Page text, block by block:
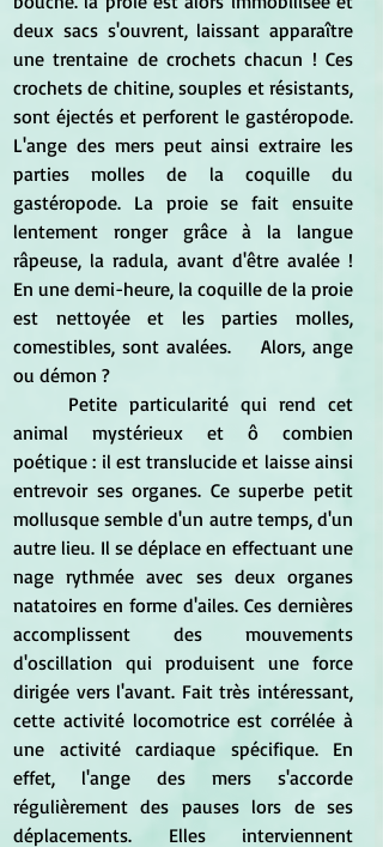
deux sacs s'ouvrent, laissant apparaître
une trentaine de crochets chacun ! Ces
crochets de chitine, souples et résistants,
sont éjectés et perforent le gastéropode.
L'ange des mers peut ainsi extraire les
parties molles de la coquille du
gastéropode. La proie se fait ensuite
lentement ronger grâce à la langue
râpeuse, la radula, avant d'être avalée !
En une demi-heure, la coquille de la proie
est nettoyée et les parties molles,
comestibles, sont avalées. 	Alors, ange
ou démon ?
animal mystérieux et ô combien
poétique : il est translucide et laisse ainsi
entrevoir ses organes. Ce superbe petit
mollusque semble d'un autre temps, d'un
autre lieu. Il se déplace en effectuant une
nage rythmée avec ses deux organes
natatoires en forme d'ailes. Ces dernières
accomplissent des mouvements
d'oscillation qui produisent une force
dirigée vers l'avant. Fait très intéressant,
cette activité locomotrice est corrélée à
une activité cardiaque spécifique. En
effet, l'ange des mers s'accorde
régulièrement des pauses lors de ses
déplacements. Elles interviennent